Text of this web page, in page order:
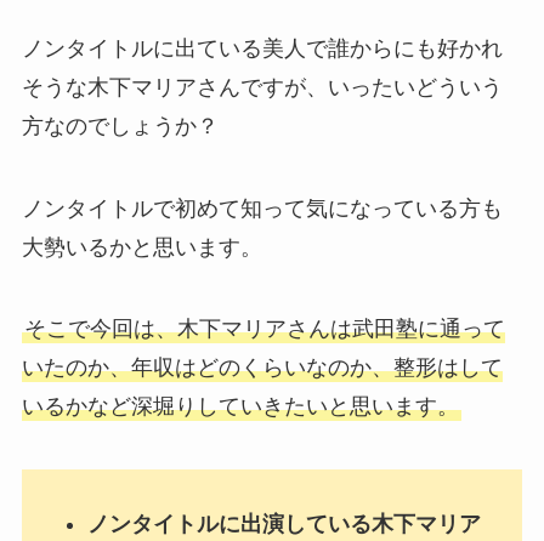
ノンタイトルに出ている美人で誰からにも好かれ
そうな木下マリアさんですが、いったいどういう
方なのでしょうか？
ノンタイトルで初めて知って気になっている方も
大勢いるかと思います。
そこで今回は、木下マリアさんは武田塾に通って
いたのか、年収はどのくらいなのか、整形はして
いるかなど深堀りしていきたいと思います。
ノンタイトルに出演している木下マリア